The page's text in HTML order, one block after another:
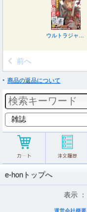
前へ
商品の返品について
e-honトップへ
表示 ：
運営会社概要